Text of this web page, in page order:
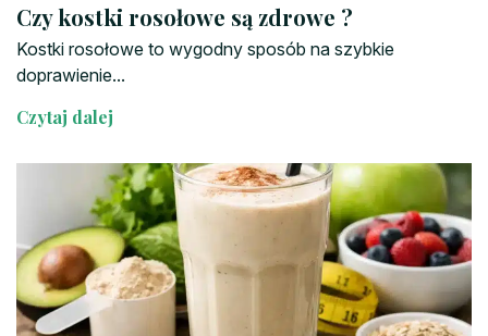
Czy kostki rosołowe są zdrowe ?
Kostki rosołowe to wygodny sposób na szybkie
doprawienie...
Czytaj dalej